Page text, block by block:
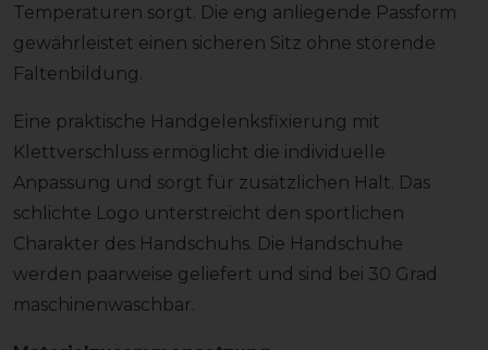
Temperaturen sorgt. Die eng anliegende Passform
gewährleistet einen sicheren Sitz ohne störende
Faltenbildung.
Eine praktische Handgelenksfixierung mit
Klettverschluss ermöglicht die individuelle
Anpassung und sorgt für zusätzlichen Halt. Das
schlichte Logo unterstreicht den sportlichen
Charakter des Handschuhs. Die Handschuhe
werden paarweise geliefert und sind bei 30 Grad
maschinenwaschbar.